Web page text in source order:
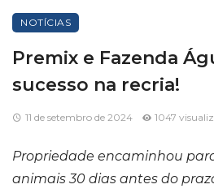
NOTÍCIAS
Premix e Fazenda
sucesso na recria!
11 de setembro de 2024 1047
Propriedade encaminhou
animais 30 dias antes do